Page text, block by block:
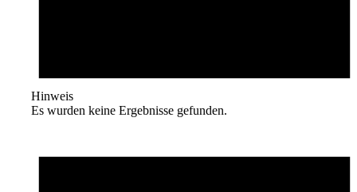
Hinweis
Es wurden keine Ergebnisse gefunden.